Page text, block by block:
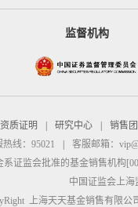
监督机构
资质证明 研究中心
销售
线：95021
客服邮箱：
系证监会批准的基金销售机构
中国证监会上
上海天天基金销售有限